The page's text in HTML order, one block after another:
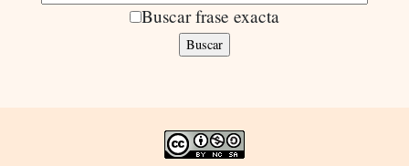
Buscar frase exacta